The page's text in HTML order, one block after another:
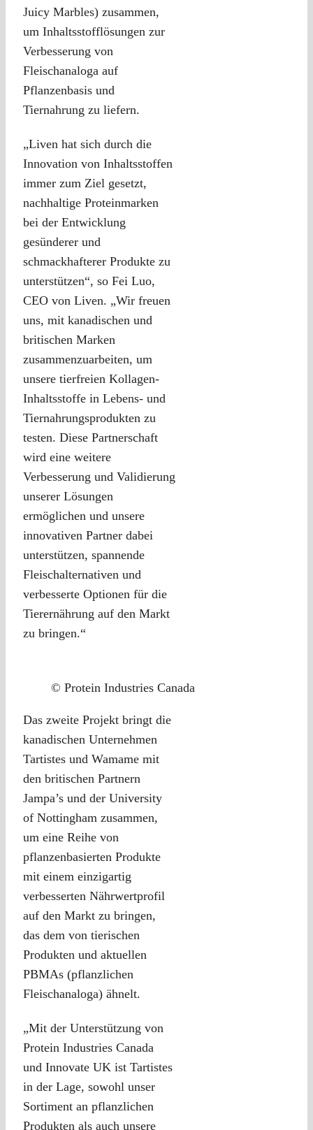
Juicy Marbles) zusammen,
um Inhaltsstofflösungen zur
Verbesserung von
Fleischanaloga auf
Pflanzenbasis und
Tiernahrung zu liefern.
„Liven hat sich durch die
Innovation von Inhaltsstoffen
immer zum Ziel gesetzt,
nachhaltige Proteinmarken
bei der Entwicklung
gesünderer und
schmackhafterer Produkte zu
unterstützen“, so Fei Luo,
CEO von Liven. „Wir freuen
uns, mit kanadischen und
britischen Marken
zusammenzuarbeiten, um
unsere tierfreien Kollagen-
Inhaltsstoffe in Lebens- und
Tiernahrungsprodukten zu
testen. Diese Partnerschaft
wird eine weitere
Verbesserung und Validierung
unserer Lösungen
ermöglichen und unsere
innovativen Partner dabei
unterstützen, spannende
Fleischalternativen und
verbesserte Optionen für die
Tierernährung auf den Markt
zu bringen.“
© Protein Industries Canada
Das zweite Projekt bringt die
kanadischen Unternehmen
Tartistes und Wamame mit
den britischen Partnern
Jampa’s und der University
of Nottingham zusammen,
um eine Reihe von
pflanzenbasierten Produkte
mit einem einzigartig
verbesserten Nährwertprofil
auf den Markt zu bringen,
das dem von tierischen
Produkten und aktuellen
PBMAs (pflanzlichen
Fleischanaloga) ähnelt.
„Mit der Unterstützung von
Protein Industries Canada
und Innovate UK ist Tartistes
in der Lage, sowohl unser
Sortiment an pflanzlichen
Produkten als auch unsere